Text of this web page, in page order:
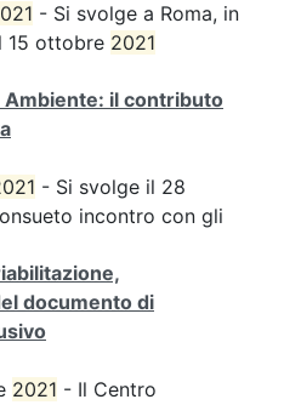
- Si svolge a Roma, in
15 ottobre 2021
il contributo
- Si svolge il 28
incontro con gli
documento di
2021 - Il Centro